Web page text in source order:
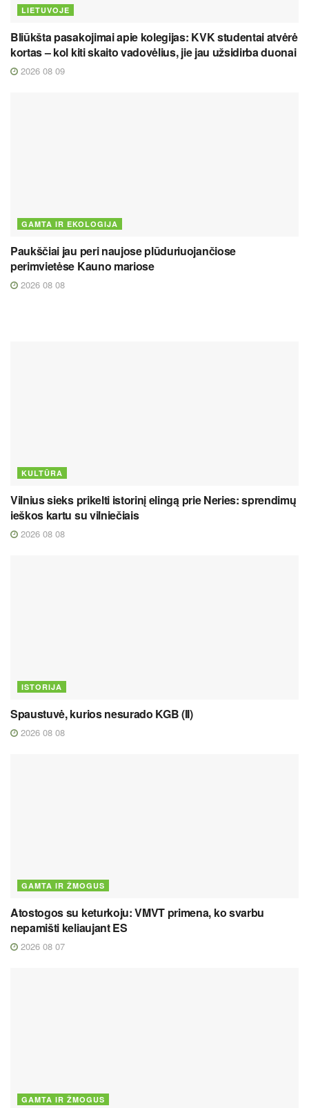
LIETUVOJE
Bliūkšta pasakojimai apie kolegijas: KVK studentai atvėrė
kortas – kol kiti skaito vadovėlius, jie jau užsidirba duonai
2026 08 09
GAMTA IR EKOLOGIJA
Paukščiai jau peri naujose plūduriuojančiose
perimvietėse Kauno mariose
2026 08 08
KULTŪRA
Vilnius sieks prikelti istorinį elingą prie Neries: sprendimų
ieškos kartu su vilniečiais
2026 08 08
ISTORIJA
Spaustuvė, kurios nesurado KGB (II)
2026 08 08
GAMTA IR ŽMOGUS
Atostogos su keturkoju: VMVT primena, ko svarbu
nepamišti keliaujant ES
2026 08 07
GAMTA IR ŽMOGUS